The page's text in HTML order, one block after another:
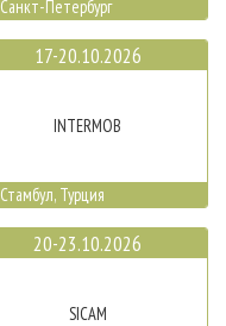
Санкт-Петербург
17-20.10.2026
INTERMOB
Стамбул, Турция
20-23.10.2026
SICAM